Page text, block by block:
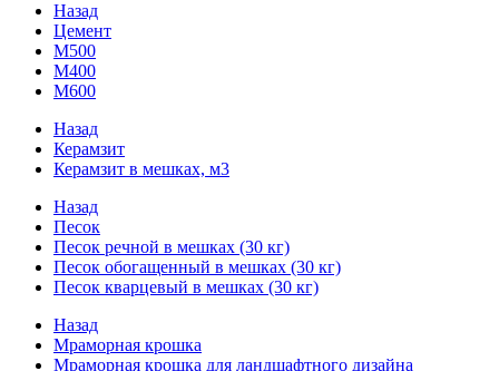
Назад
Цемент
М500
М400
М600
Назад
Керамзит
Керамзит в мешках, м3
Назад
Песок
Песок речной в мешках (30 кг)
Песок обогащенный в мешках (30 кг)
Песок кварцевый в мешках (30 кг)
Назад
Мраморная крошка
Мраморная крошка для ландшафтного дизайна